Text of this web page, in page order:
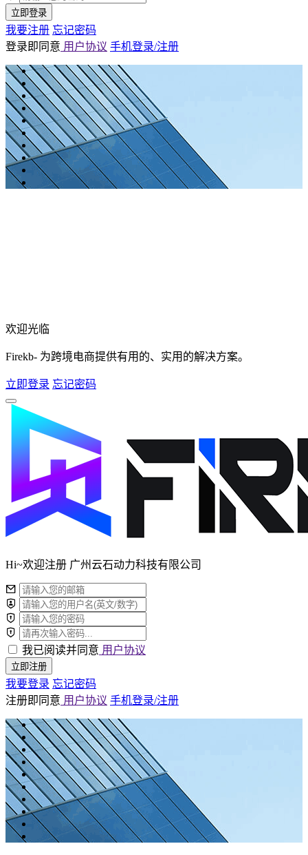
立即登录
我要注册 忘记密码
登录即同意 用户协议 手机登录/注册
欢迎光临
Firekb- 为跨境电商提供有用的、实用的解决方案。
立即登录 忘记密码
Hi~欢迎注册 广州云石动力科技有限公司
我已阅读并同意 用户协议
立即注册
我要登录 忘记密码
注册即同意 用户协议 手机登录/注册